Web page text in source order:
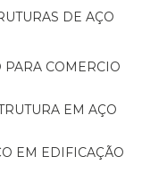
DE AÇO
PARA COMERCIO
EM AÇO
EM EDIFICAÇÃO